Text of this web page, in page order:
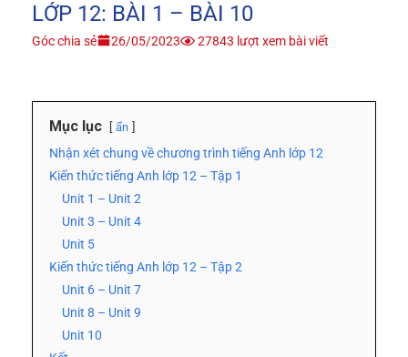
LỚP 12: BÀI 1 – BÀI 10
Góc chia sẻ 26/05/2023 27843 lượt xem bài viết
Mục lục ẩn
Nhận xét chung về chương trình tiếng Anh lớp 12
Kiến thức tiếng Anh lớp 12 – Tập 1
Unit 1 – Unit 2
Unit 3 – Unit 4
Unit 5
Kiến thức tiếng Anh lớp 12 – Tập 2
Unit 6 – Unit 7
Unit 8 – Unit 9
Unit 10